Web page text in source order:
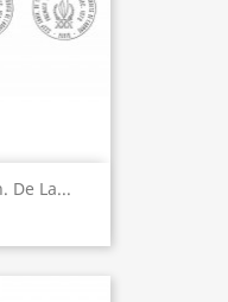
De La...